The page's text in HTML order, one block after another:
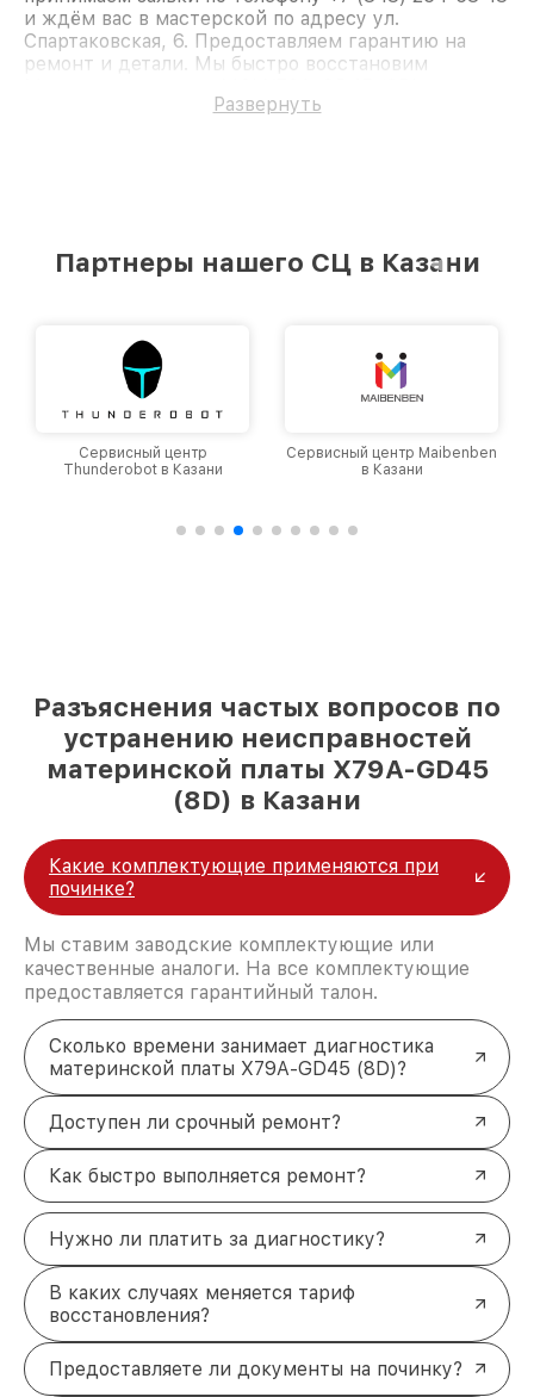
и ждём вас в мастерской по адресу ул.
Спартаковская, 6. Предоставляем гарантию на
ремонт и детали. Мы быстро восстановим
Развернуть
Партнеры нашего СЦ в Казани
Сервисный центр
Thunderobot в Казани
Сервисный центр Maibenben
в Казани
Разъяснения частых вопросов по
устранению неисправностей
материнской платы X79A-GD45
(8D) в Казани
Какие комплектующие применяются при
починке?
Мы ставим заводские комплектующие или
качественные аналоги. На все комплектующие
предоставляется гарантийный талон.
Сколько времени занимает диагностика
материнской платы X79A-GD45 (8D)?
Доступен ли срочный ремонт?
Как быстро выполняется ремонт?
Нужно ли платить за диагностику?
В каких случаях меняется тариф
восстановления?
Предоставляете ли документы на починку?